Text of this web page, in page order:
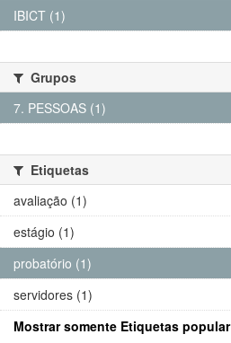
IBICT (1)
Grupos
7. PESSOAS (1)
Etiquetas
avaliação (1)
estágio (1)
probatório (1)
servidores (1)
Mostrar somente Etiquetas popular